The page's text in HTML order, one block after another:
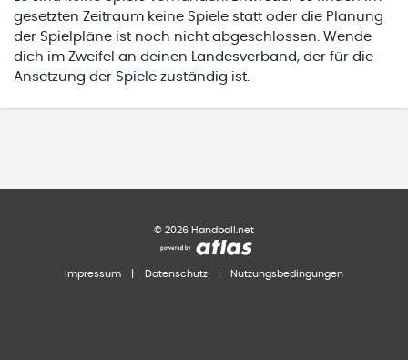
gesetzten Zeitraum keine Spiele statt oder die Planung
der Spielpläne ist noch nicht abgeschlossen. Wende
dich im Zweifel an deinen Landesverband, der für die
Ansetzung der Spiele zuständig ist.
© 2026 Handball.net
Impressum Datenschutz Nutzungsbedingungen